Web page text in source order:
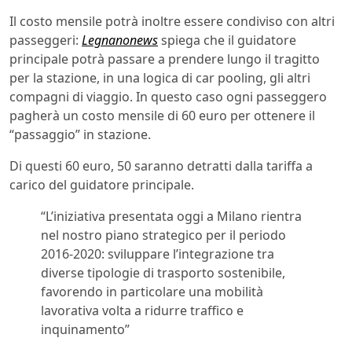
Il costo mensile potrà inoltre essere condiviso con altri
passeggeri: Legnanonewsspiega che il guidatore
principale potrà passare a prendere lungo il tragitto
per la stazione, in una logica di car pooling, gli altri
compagni di viaggio. In questo caso ogni passeggero
pagherà un costo mensile di 60 euro per ottenere il
“passaggio” in stazione.
Di questi 60 euro, 50 saranno detratti dalla tariffa a
carico del guidatore principale.
“L’iniziativa presentata oggi a Milano rientra
nel nostro piano strategico per il periodo
2016-2020: sviluppare l’integrazione tra
diverse tipologie di trasporto sostenibile,
favorendo in particolare una mobilità
lavorativa volta a ridurre traffico e
inquinamento”